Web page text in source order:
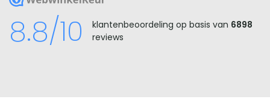
8.8/10 klantenbeoordeling op basis van 6898
reviews